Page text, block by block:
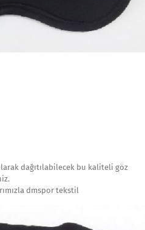
dağıtılabilecek bu kaliteli göz
dmspor tekstil